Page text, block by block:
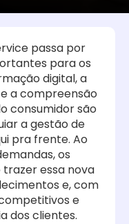
passa por
para os
digital, a
a compreensão
consumidor são
a gestão de
pra frente. Ao
os
essa nova
e, com
e
dos clientes.